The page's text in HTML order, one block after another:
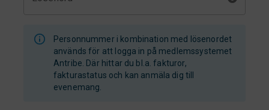
Personnummer i kombination med lösenordet
används för att logga in på medlemssystemet
Antribe. Där hittar du bl.a. fakturor,
fakturastatus och kan anmäla dig till
evenemang.